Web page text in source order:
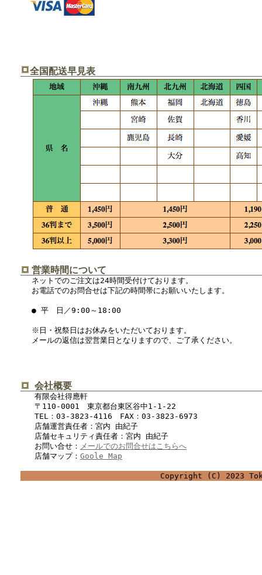
全国配送早見表
営業時間について
ネットでのご注文は24時間受付けております。
お電話でのお問合せは下記の時間帯にお願いいたします。
● 平 日／9:00～18:00
※日・祝祭日はお休みをいただいております。
メールの返信は翌営業日となりますので、ご了承ください。
会社概要
有限会社得應軒
〒110-0001 東京都台東区谷中1-1-22
TEL：03-3823-4116 FAX：03-3823-6973
店舗運営責任者：宮内 由紀子
店舗セキュリティ責任者：宮内 由紀子
お問い合せ： メールでのお問合せはこちらへ
店舗マップ： Goole Map
Copyright (C) 2023